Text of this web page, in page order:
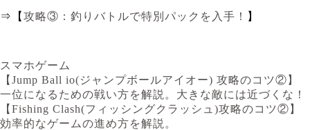
⇒【 攻略③：釣りバトルで特別パックを入手！ 】
スマホゲーム
【Jump Ball io(ジャンプボールアイオー) 攻略のコツ②】
一位になるための戦い方を解説。大きな敵には近づくな！
【Fishing Clash(フィッシングクラッシュ)攻略のコツ②】
効率的なゲームの進め方を解説。